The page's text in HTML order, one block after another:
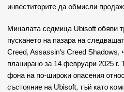
инвеститорите да обмисли
Миналата седмица Ubisoft обяви
пускането на пазара на
Creed, Assassin's Creed Shadows,
планирано за 14 февруари 2025 г.
фона на по-широки опасения
състояние на Ubisoft, тъй като